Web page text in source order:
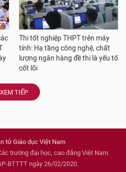
Thi tốt nghiệp THPT trên máy
tính: Hạ tầng công nghệ, chất
lượng ngân hàng đề thi là yếu tố
cốt lõi
XEM TIẾP
tử Giáo dục Việt Nam
trường đại học, cao đẳng Việt Nam.
BTTTT ngày 26/02/2020.